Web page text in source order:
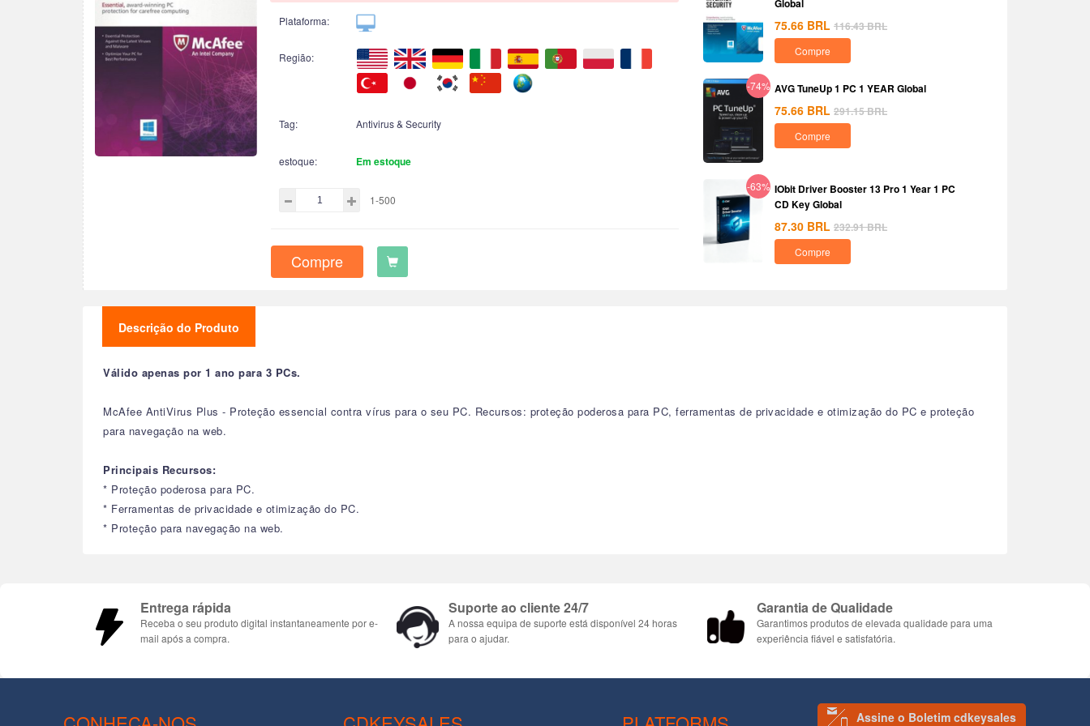
Plataforma:
Região:
Tag: Antivirus & Security
estoque: Em estoque
1-500
Compre
Global
75.66 BRL 116.43BRL
Compre
-74% AVG TuneUp 1 PC 1 YEAR Global
75.66 BRL 291.15BRL
Compre
-63% IObit Driver Booster 13 Pro 1 Year 1 PC
CD Key Global
87.30 BRL 232.91BRL
Compre
Descrição do Produto
Válido apenas por 1 ano para 3 PCs.
McAfee AntiVirus Plus - Proteção essencial contra vírus para o seu PC. Recursos: proteção poderosa para PC, ferramentas de privacidade e otimização do PC e proteção
para navegação na web.
Principais Recursos:
* Proteção poderosa para PC.
* Ferramentas de privacidade e otimização do PC.
* Proteção para navegação na web.
Entrega rápida
Receba o seu produto digital instantaneamente por e-
mail após a compra.
Suporte ao cliente 24/7
A nossa equipa de suporte está disponível 24 horas
para o ajudar.
Garantia de Qualidade
Garantimos produtos de elevada qualidade para uma
experiência fiável e satisfatória.
Assine o Boletim cdkeysales